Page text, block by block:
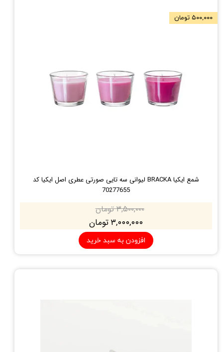
شمع ایکیا BRACKA لیوانی سه تایی صورتی عطری اصل ایکیا کد
70277655
۳,۵۰۰,۰۰۰ تومان
۳,۰۰۰,۰۰۰ تومان
افزودن به سبد خرید
۵۰۰,۰۰۰ تومان